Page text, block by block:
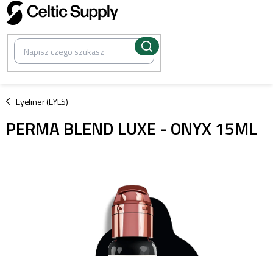
Przejść
do
treści
Eyeliner (EYES)
/
PERMA BLEND LUXE - ONYX 15ML